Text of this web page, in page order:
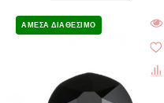
ΆΜΕΣΑ ΔΙΑΘΈΣΙΜΟ